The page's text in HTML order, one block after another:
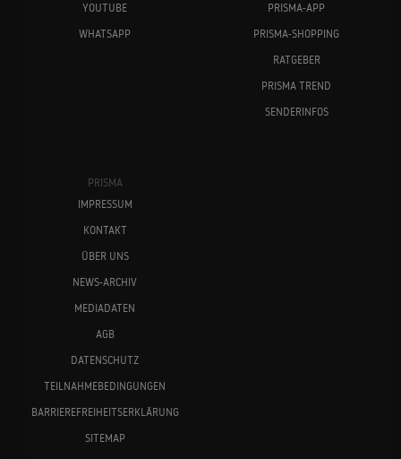
YOUTUBE
WHATSAPP
PRISMA-APP
PRISMA-SHOPPING
RATGEBER
PRISMA TREND
SENDERINFOS
PRISMA
IMPRESSUM
KONTAKT
ÜBER UNS
NEWS-ARCHIV
MEDIADATEN
AGB
DATENSCHUTZ
TEILNAHMEBEDINGUNGEN
BARRIEREFREIHEITSERKLÄRUNG
SITEMAP